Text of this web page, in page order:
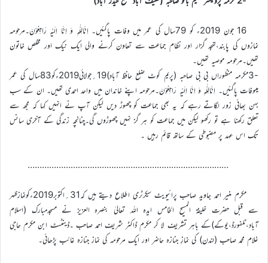
16 جون 2019ء کو 79سال کی عمر میں وفات پاگئیں۔ اِنَّالِلّٰہِ وَ اِنَّا اِلَیْہِ رَاجِعُوْنَ۔مرحومہ
نمازوں کی پابند،تہجد گزار اور نظام جماعت سے تعاون کرنے والی ایک نیک اور مخلص خاتون
تھیں۔مرحومہ موصیہ تھیں۔
-3مکرمہ منظوراں بی بی صاحبہ (پریم کوٹ ضلع حافظ آباد)19؍جولائی2019ءکو83سال کی عمر
میںوفات پاگئیں۔ اِنَّالِلّٰہِ وَ اِنَّا اِلَیْہِ رَاجِعُوْنَ۔مرحومہ اپنے خاندان میں واحد احمدی تھیں۔ ان کے سب
بہن بھائی زور لگاتے رہے کہ یہ بھی جماعت کو چھوڑ دیں لیکن آپ نے انہیں کہا کہ مجھ سے
تعلق رکھنا ہے تو رکھو لیکن میں جماعت کو ہر گز نہیں چھوڑوں گی۔چنانچہ زندگی کے آخری سانس
تک اس عہد پر مضبوطی کے ساتھ قائم رہیں ۔
…………………………………………………………………………
مکرم منیر احمد جاوید صاحب پرائیویٹ سیکرٹری اطلاع دیتے ہیں کہ31؍اکتوبر2019ءکونمازظہر
سے قبل حضرت خلیفۃ المسیح الخامس ایدہ اللہ تعالیٰ بنصرہ العزیز نے مسجدمبارک (اسلام
آباد،ٹلفورڈ،یوکے)کے باہر تشریف لا کر مکرم ڈاکٹر شریف احمد صاحب ۔ڈینٹسٹ ابن مکرم حاجی
غلام محمد صاحب (لندن) کی نمازِ جنازہ حاضر اور ایک مرحومہ کی نماز جنازہ غائب پڑھائی۔